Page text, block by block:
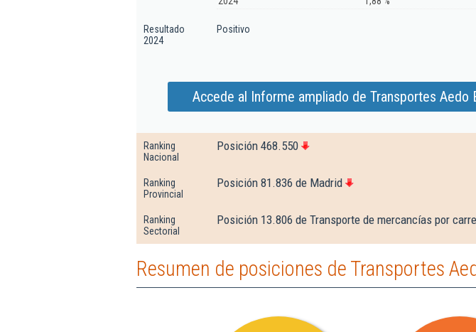
Resultado
2024
Positivo
Accede al Informe ampliado de Transportes Aedo
Ranking
Nacional
Posición 468.550
Ranking
Provincial
Posición 81.836 de Madrid
Ranking
Sectorial
Posición 13.806 de Transporte de mercancías por
Resumen de posiciones de Transportes